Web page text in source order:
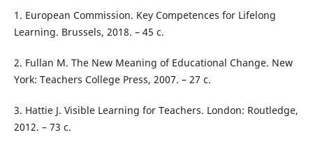
1. European Commission. Key Competences for Lifelong
Learning. Brussels, 2018. – 45 с.
2. Fullan M. The New Meaning of Educational Change. New
York: Teachers College Press, 2007. – 27 с.
3. Hattie J. Visible Learning for Teachers. London: Routledge,
2012. – 73 с.